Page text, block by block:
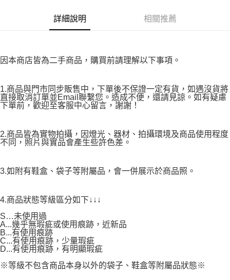
４．使用「AFTEE先享後付」時，將依據個別帳號之用戶狀況，依本公司即
５．嚴禁一人註冊多個帳號或使用他人資訊註冊。若發現惡意使用之情形，
恩沛科技股份有限公司將有權停止該用戶之使用額度並採取法律行動。
詳細說明 相關推薦
因本商店皆為二手商品，購買前請理解以下事項。
1.商品與門市同步販售中，下單後不保證一定有貨，如遇沒貨將
直接取消訂單並Email聯繫您。造成不便，還請見諒。如有疑慮
下單前，歡迎至客服中心留言，謝謝！
2.商品皆為實物拍攝，因燈光、器材、拍攝環境及商品使用程度
不同，照片與實品會產生些許色差。
3.如附有鞋盒、袋子等附屬品，會一併展示於商品照。
4.商品狀態等級區分如下↓↓↓
S…未使用過
A...幾乎無瑕疵或使用痕跡，近新品
B...有使用痕跡
C...有使用痕跡，少量瑕疵
D...有使用痕跡，有明顯瑕疵
※等級不包含商品本身以外的袋子、鞋盒等附屬品狀態※